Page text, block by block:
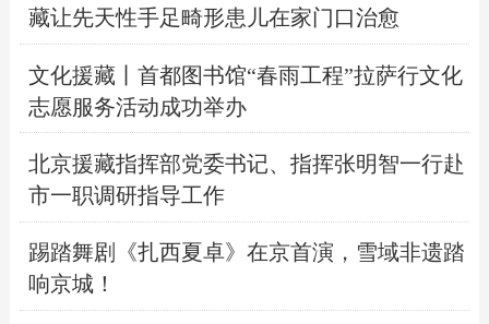
藏让先天性手足畸形患儿在家门口治愈
文化援藏丨首都图书馆“春雨工程”拉萨行文化
志愿服务活动成功举办
北京援藏指挥部党委书记、指挥张明智一行赴
市一职调研指导工作
踢踏舞剧《扎西夏卓》在京首演，雪域非遗踏
响京城！